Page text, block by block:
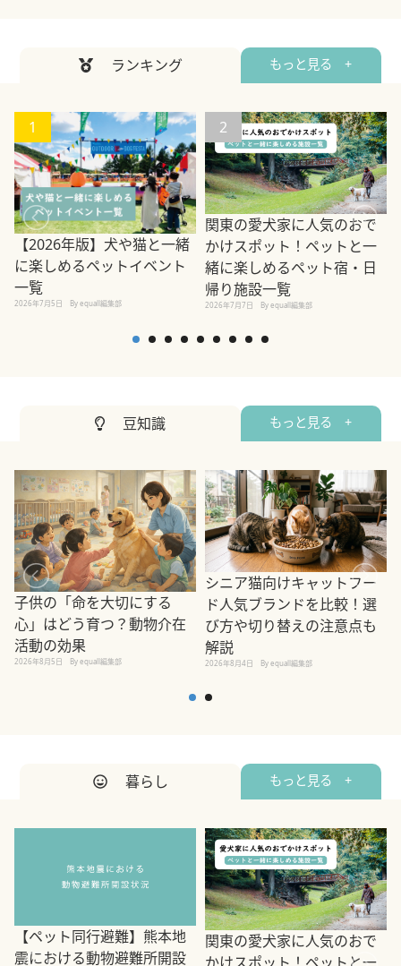
ランキング もっと見る +
1
【2026年版】犬や猫と一緒
に楽しめるペットイベント
一覧
2026年7月5日 By equall編集部
2
関東の愛犬家に人気のおで
かけスポット！ペットと一
緒に楽しめるペット宿・日
帰り施設一覧
2026年7月7日 By equall編集部
豆知識 もっと見る +
子供の「命を大切にする
心」はどう育つ？動物介在
活動の効果
2026年8月5日 By equall編集部
シニア猫向けキャットフー
ド人気ブランドを比較！選
び方や切り替えの注意点も
解説
2026年8月4日 By equall編集部
暮らし もっと見る +
【ペット同行避難】熊本地
震における動物避難所開設
関東の愛犬家に人気のおで